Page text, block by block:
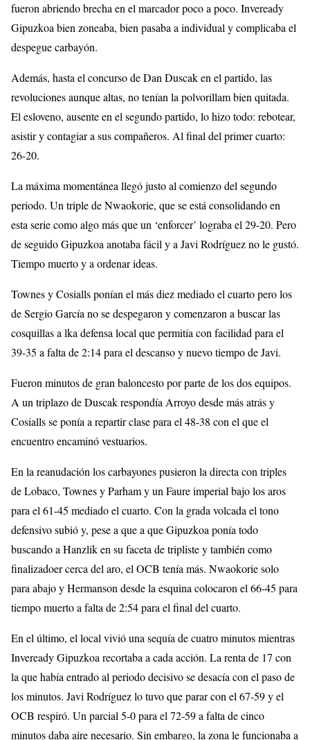
fueron abriendo brecha en el marcador poco a poco. Inveready
Gipuzkoa bien zoneaba, bien pasaba a individual y complicaba el
despegue carbayón.
Además, hasta el concurso de Dan Duscak en el partido, las
revoluciones aunque altas, no tenían la polvorillam bien quitada.
El esloveno, ausente en el segundo partido, lo hizo todo: rebotear,
asistir y contagiar a sus compañeros. Al final del primer cuarto:
26-20.
La máxima momentánea llegó justo al comienzo del segundo
periodo. Un triple de Nwaokorie, que se está consolidando en
esta serie como algo más que un ‘enforcer’ lograba el 29-20. Pero
de seguido Gipuzkoa anotaba fácil y a Javi Rodríguez no le gustó.
Tiempo muerto y a ordenar ideas.
Townes y Cosialls ponían el más diez mediado el cuarto pero los
de Sergio García no se despegaron y comenzaron a buscar las
cosquillas a lka defensa local que permitía con facilidad para el
39-35 a falta de 2:14 para el descanso y nuevo tiempo de Javi.
Fueron minutos de gran baloncesto por parte de los dos equipos.
A un triplazo de Duscak respondía Arroyo desde más atrás y
Cosialls se ponía a repartir clase para el 48-38 con el que el
encuentro encaminó vestuarios.
En la reanudación los carbayones pusieron la directa con triples
de Lobaco, Townes y Parham y un Faure imperial bajo los aros
para el 61-45 mediado el cuarto. Con la grada volcada el tono
defensivo subió y, pese a que a que Gipuzkoa ponía todo
buscando a Hanzlik en su faceta de tripliste y también como
finalizadoer cerca del aro, el OCB tenía más. Nwaokorie solo
para abajo y Hermanson desde la esquina colocaron el 66-45 para
tiempo muerto a falta de 2:54 para el final del cuarto.
En el último, el local vivió una sequía de cuatro minutos mientras
Inveready Gipuzkoa recortaba a cada acción. La renta de 17 con
la que había entrado al periodo decisivo se desacía con el paso de
los minutos. Javi Rodríguez lo tuvo que parar con el 67-59 y el
OCB respiró. Un parcial 5-0 para el 72-59 a falta de cinco
minutos daba aire necesario. Sin embargo, la zona le funcionaba a